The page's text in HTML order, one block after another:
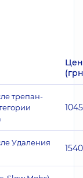
трепан-
Удаления
1540